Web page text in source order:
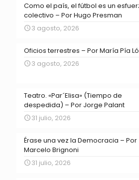
Como el país, el fútbol es un
colectivo – Por Hugo Presman
3 agosto, 2026
Oficios terrestres – Por María Pía
3 agosto, 2026
Teatro. «Par´Elisa» (Tiempo de
despedida) – Por Jorge Palant
31 julio, 2026
Érase una vez la Democracia – Por
Marcelo Brignoni
31 julio, 2026